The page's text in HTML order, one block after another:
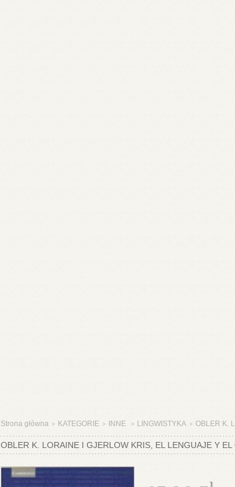
Strona główna > KATEGORIE > INNE > LINGWISTYKA > OBLER K.
OBLER K. LORAINE I GJERLOW KRIS, EL LENGUAJE Y EL